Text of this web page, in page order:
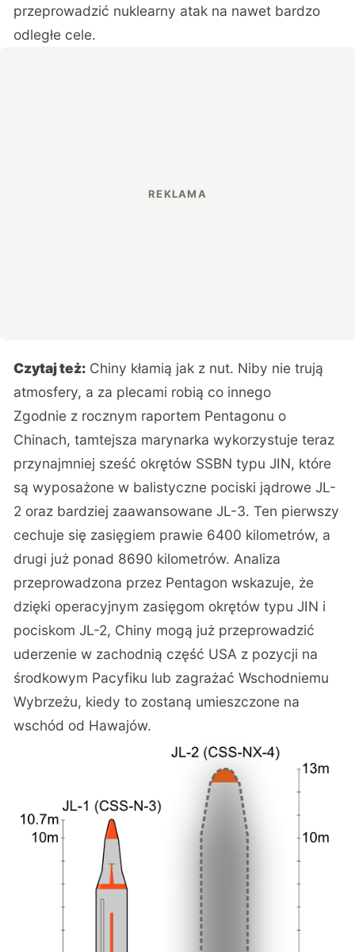
przeprowadzić nuklearny atak na nawet bardzo
odległe cele.
Czytaj też: Chiny kłamią jak z nut. Niby nie trują
atmosfery, a za plecami robią co innego
Zgodnie z rocznym raportem Pentagonu o
Chinach, tamtejsza marynarka wykorzystuje teraz
przynajmniej sześć okrętów SSBN typu JIN, które
są wyposażone w balistyczne pociski jądrowe JL-
2 oraz bardziej zaawansowane JL-3. Ten pierwszy
cechuje się zasięgiem prawie 6400 kilometrów, a
drugi już ponad 8690 kilometrów. Analiza
przeprowadzona przez Pentagon wskazuje, że
dzięki operacyjnym zasięgom okrętów typu JIN i
pociskom JL-2, Chiny mogą już przeprowadzić
uderzenie w zachodnią część USA z pozycji na
środkowym Pacyfiku lub zagrażać Wschodniemu
Wybrzeżu, kiedy to zostaną umieszczone na
wschód od Hawajów.